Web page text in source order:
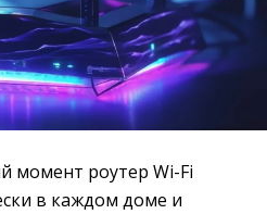
момент роутер Wi-Fi
в каждом доме и